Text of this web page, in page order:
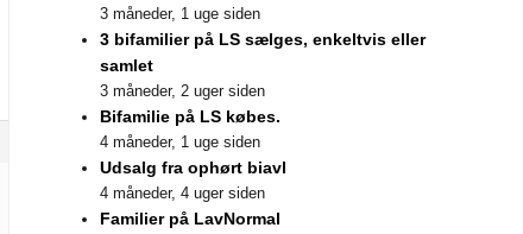
3 måneder, 1 uge siden
3 bifamilier på LS sælges, enkeltvis eller
samlet
3 måneder, 2 uger siden
Bifamilie på LS købes.
4 måneder, 1 uge siden
Udsalg fra ophørt biavl
4 måneder, 4 uger siden
Familier på LavNormal